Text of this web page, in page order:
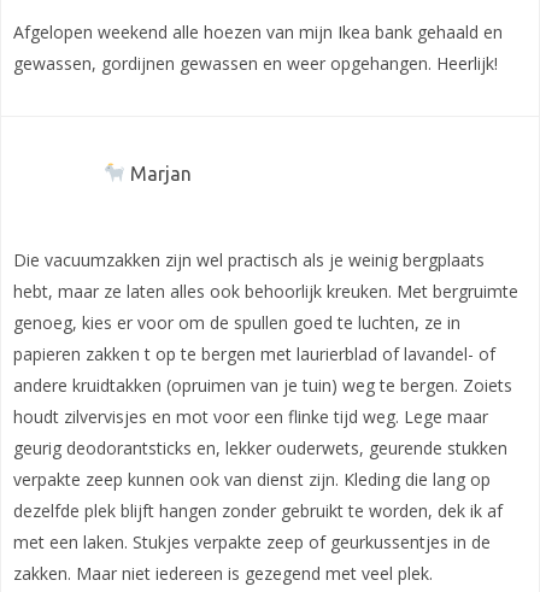
Afgelopen weekend alle hoezen van mijn Ikea bank gehaald en
gewassen, gordijnen gewassen en weer opgehangen. Heerlijk!
Marjan
Die vacuumzakken zijn wel practisch als je weinig bergplaats
hebt, maar ze laten alles ook behoorlijk kreuken. Met bergruimte
genoeg, kies er voor om de spullen goed te luchten, ze in
papieren zakken t op te bergen met laurierblad of lavandel- of
andere kruidtakken (opruimen van je tuin) weg te bergen. Zoiets
houdt zilvervisjes en mot voor een flinke tijd weg. Lege maar
geurig deodorantsticks en, lekker ouderwets, geurende stukken
verpakte zeep kunnen ook van dienst zijn. Kleding die lang op
dezelfde plek blijft hangen zonder gebruikt te worden, dek ik af
met een laken. Stukjes verpakte zeep of geurkussentjes in de
zakken. Maar niet iedereen is gezegend met veel plek.